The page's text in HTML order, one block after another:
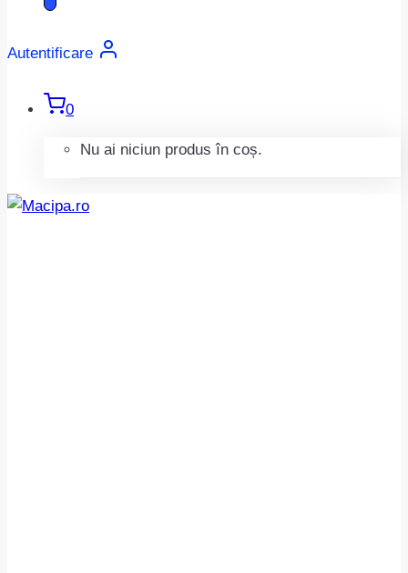
Autentificare
0
Nu ai niciun produs în coș.